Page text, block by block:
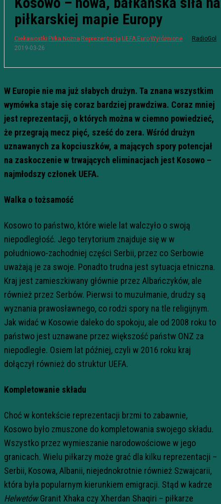
piłkarskiej mapie Europy
Ciekawostki Piłka Nożna Reprezentacja UEFA EuroWyróżnione
RadioGol
2019-03-26
W Europie nie ma już słabych drużyn. Ta znana wszystkim
wymówka staje się coraz bardziej prawdziwa. Coraz mniej
jest reprezentacji, o których można w ciemno powiedzieć,
że przegrają mecz pięć, sześć do zera. Wśród drużyn
uznawanych za kopciuszków, a mających spory potencjał
na zaskoczenie w trwających eliminacjach jest Kosowo –
najmłodszy członek UEFA.
Walka o tożsamość
Kosowo to państwo, które wiele lat walczyło o swoją
niepodległość. Jego terytorium znajduje się w w
południowo-zachodniej części Serbii, przez co Serbowie
uważają je za swoje. Ponadto trudna jest sytuacja etniczna.
Kraj jest zamieszkiwany głównie przez Albańczyków, ale
również przez Serbów. Pierwsi to muzułmanie, drudzy są
wyznania prawosławnego, co rodzi spory na tle religijnym.
Jak widać w Kosowie daleko do spokoju, ale od 2008 roku to
państwo jest uznawane przez większość państw ONZ za
niepodległe. Osiem lat później, czyli w 2016 roku kraj
dołączył również do struktur UEFA.
Kompletowanie składu
Choć w kontekście reprezentacji brzmi to zabawnie,
Kosowo było zmuszone do kompletowania swojego składu.
Wszystko przez wymieszanie narodowościowe w jego
granicach. Wielu piłkarzy może grać dla kilku reprezentacji –
Serbii, Kosowa, Albanii, niejednokrotnie również Szwajcarii,
która była popularnym kierunkiem emigracji. Stąd w kadrze
HelwetówGranit Xhaka czy Xherdan Shaqiri – piłkarze